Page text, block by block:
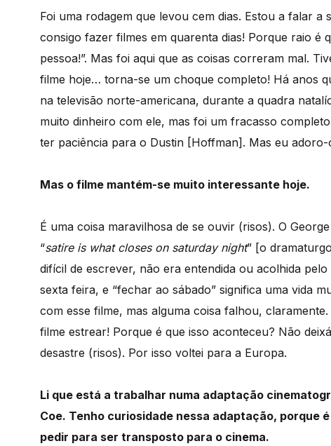
Foi uma rodagem que levou cem dias. Estou a falar
consigo fazer filmes em quarenta dias! Porque raio é
pessoa!”. Mas foi aqui que as coisas correram mal.
filme hoje… torna-se um choque completo! Há anos
na televisão norte-americana, durante a quadra
muito dinheiro com ele, mas foi um fracasso
ter paciência para o Dustin [Hoffman]. Mas eu adoro-
Mas o filme mantém-se muito interessante hoje.
É uma coisa maravilhosa de se ouvir (risos). O
“satire is what closes on saturday night” [o
difícil de escrever, não era entendida ou acolhida
sexta feira, e “fechar ao sábado” significa uma vida
com esse filme, mas alguma coisa falhou,
filme estrear! Porque é que isso aconteceu? Não
desastre (risos). Por isso voltei para a Europa.
Li que está a trabalhar numa adaptação
Coe. Tenho curiosidade nessa adaptação, porque
pedir para ser transposto para o cinema.